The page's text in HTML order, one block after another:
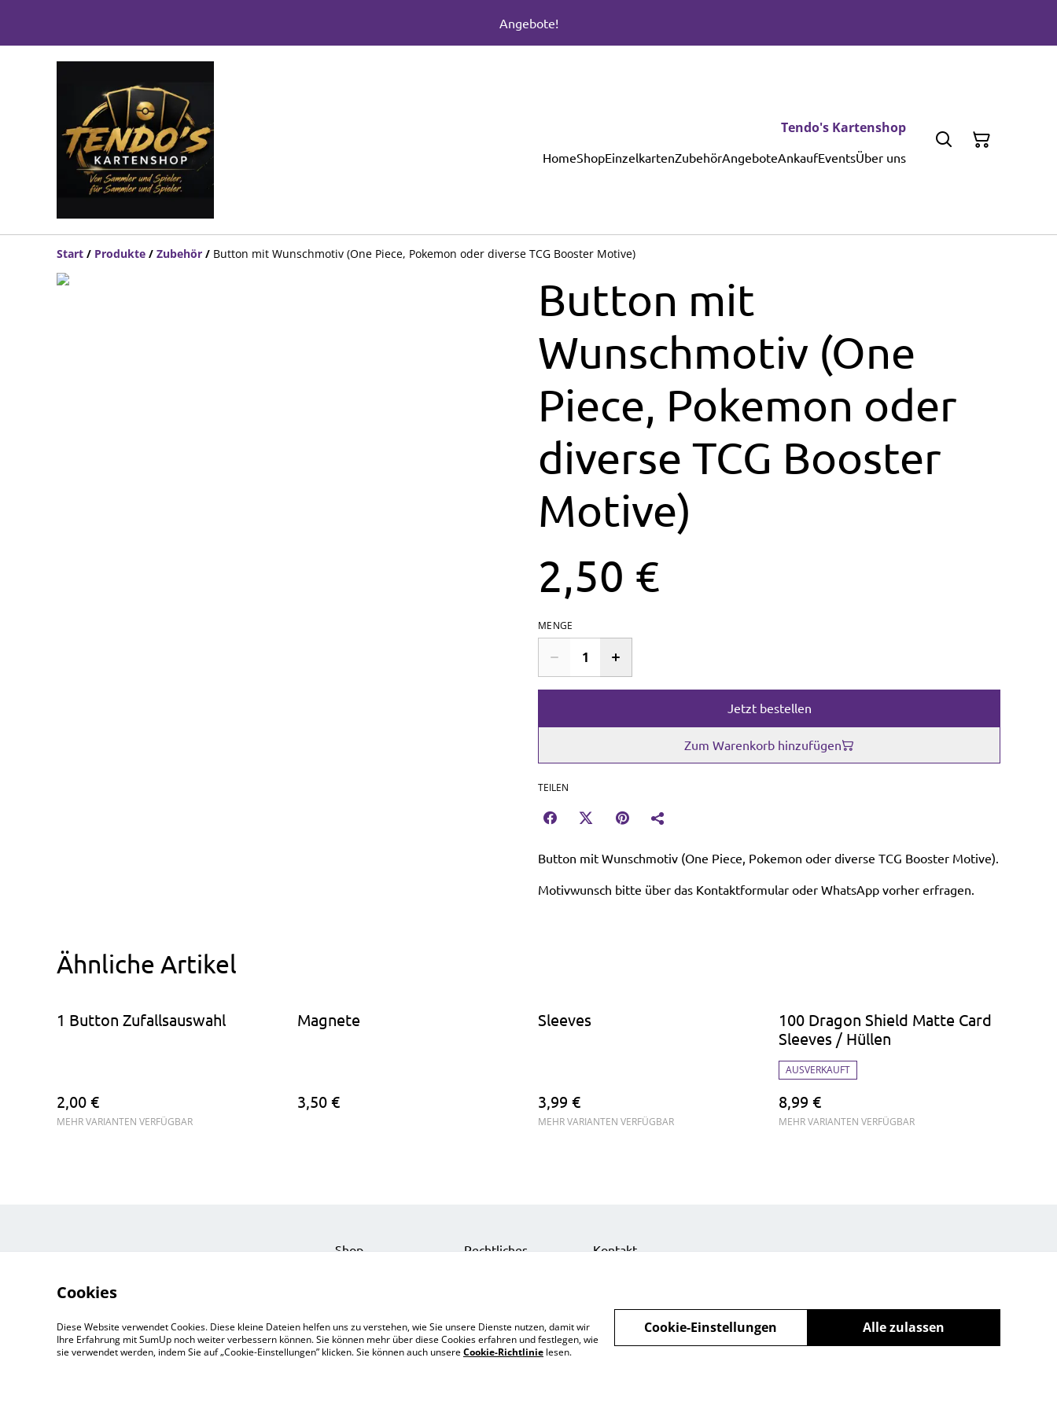
Angebote!
Tendo's Kartenshop
HomeShopEinzelkartenZubehörAngeboteAnkaufEventsÜber uns
Start / Produkte / Zubehör / Button mit Wunschmotiv (One Piece, Pokemon oder diverse TCG Booster Motive)
Button mit
Wunschmotiv (One
Piece, Pokemon oder
diverse TCG Booster
Motive)
2,50 €
MENGE
Jetzt bestellen
Zum Warenkorb hinzufügen
TEILEN
Button mit Wunschmotiv (One Piece, Pokemon oder diverse TCG Booster Motive).
Motivwunsch bitte über das Kontaktformular oder WhatsApp vorher erfragen.
Ähnliche Artikel
1 Button Zufallsauswahl
2,00 €
MEHR VARIANTEN VERFÜGBAR
Magnete
3,50 €
Sleeves
3,99 €
MEHR VARIANTEN VERFÜGBAR
100 Dragon Shield Matte Card
Sleeves / Hüllen
AUSVERKAUFT
8,99 €
MEHR VARIANTEN VERFÜGBAR
Shop
Zubehör
Rechtliches Kontakt
Cookies
Diese Website verwendet Cookies. Diese kleine Dateien helfen uns zu verstehen, wie Sie unsere Dienste nutzen, damit wir
Ihre Erfahrung mit SumUp noch weiter verbessern können. Sie können mehr über diese Cookies erfahren und festlegen, wie
sie verwendet werden, indem Sie auf „Cookie-Einstellungen” klicken. Sie können auch unsereCookie-Richtlinie lesen.
Alle zulassen
Cookie-Einstellungen